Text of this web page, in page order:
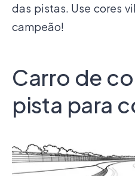
das pistas. Use cores
campeão!
Carro de
pista para